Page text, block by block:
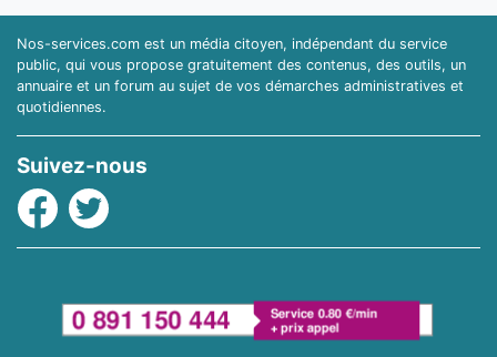
Nos-services.com est un média citoyen, indépendant du service
public, qui vous propose gratuitement des contenus, des outils, un
annuaire et un forum au sujet de vos démarches administratives et
quotidiennes.
Suivez-nous
Facebook
Twitter